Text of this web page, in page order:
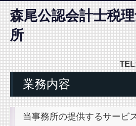
ホーム
事務所紹介
経営理念
業務内容
森尾公認会計士税
所
業務内容
当事務所の提供するサービ